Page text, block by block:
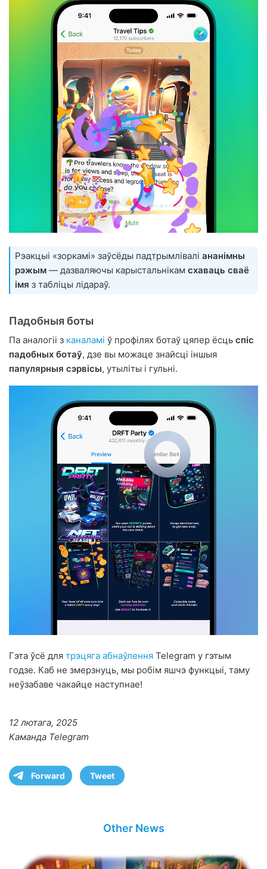
Рэакцыі «зоркамі» заўсёды падтрымлівалі ананімны
рэжым — дазваляючы карыстальнікам схаваць сваё
імя з табліцы лідараў.
Падобныя боты
Па аналогіі з каналамі ў профілях ботаў цяпер ёсць спіс
падобных ботаў, дзе вы можаце знайсці іншыя
папулярныя сэрвісы, утыліты і гульні.
Гэта ўсё для трэцяга абнаўлення Telegram у гэтым
годзе. Каб не змерзнуць, мы робім яшчэ функцыі, таму
неўзабаве чакайце наступнае!
12 лютага, 2025
Каманда Telegram
Forward Tweet
Other News